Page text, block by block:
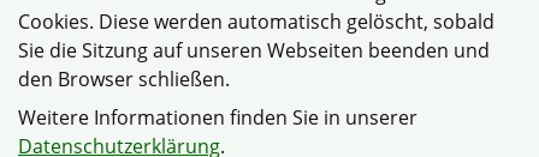
Mitgliedermagazin
Gartenberatung
© Verband Wohneigentum Heinsheim/Bad Rappenau im
Verband Wohneigentum Baden-Württemberg e.V.
Cookies. Diese werden automatisch gelöscht, sobald
Sie die Sitzung auf unseren Webseiten beenden und
den Browser schließen.
Weitere Informationen finden Sie in unserer
Datenschutzerklärung.